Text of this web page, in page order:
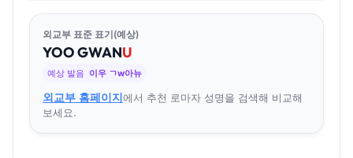
외교부 표준 표기(예상)
YOOGWANU
예상 발음 이우 ㄱw아뉴
외교부 홈페이지에서 추천 로마자 성명을 검색해 비교해
보세요.